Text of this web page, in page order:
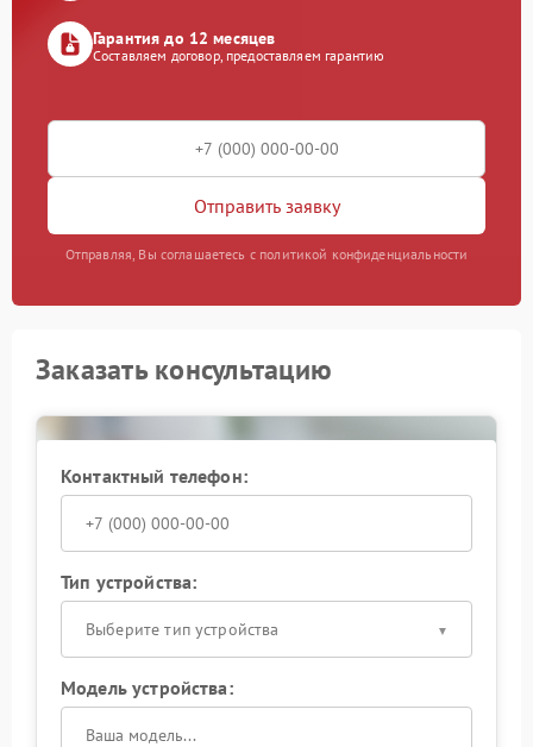
Гарантия до 12 месяцев
Составляем договор, предоставляем гарантию
Отправить заявку
Отправляя, Вы соглашаетесь с политикой конфиденциальности
Заказать консультацию
Контактный телефон:
Тип устройства:
Выберите тип устройства
Модель устройства: